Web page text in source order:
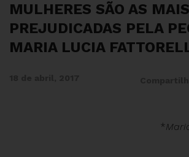
MULHERES SÃO AS MAIS
PREJUDICADAS PELA
MARIA LUCIA
*